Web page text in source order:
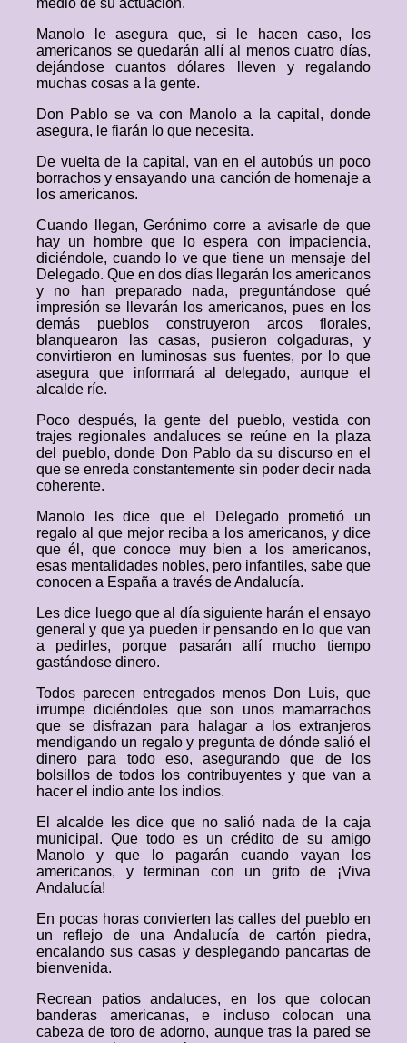
medio de su actuación.
Manolo le asegura que, si le hacen caso, los
americanos se quedarán allí al menos cuatro días,
dejándose cuantos dólares lleven y regalando
muchas cosas a la gente.
Don Pablo se va con Manolo a la capital, donde
asegura, le fiarán lo que necesita.
De vuelta de la capital, van en el autobús un poco
borrachos y ensayando una canción de homenaje a
los americanos.
Cuando llegan, Gerónimo corre a avisarle de que
hay un hombre que lo espera con impaciencia,
diciéndole, cuando lo ve que tiene un mensaje del
Delegado. Que en dos días llegarán los americanos
y no han preparado nada, preguntándose qué
impresión se llevarán los americanos, pues en los
demás pueblos construyeron arcos florales,
blanquearon las casas, pusieron colgaduras, y
convirtieron en luminosas sus fuentes, por lo que
asegura que informará al delegado, aunque el
alcalde ríe.
Poco después, la gente del pueblo, vestida con
trajes regionales andaluces se reúne en la plaza
del pueblo, donde Don Pablo da su discurso en el
que se enreda constantemente sin poder decir nada
coherente.
Manolo les dice que el Delegado prometió un
regalo al que mejor reciba a los americanos, y dice
que él, que conoce muy bien a los americanos,
esas mentalidades nobles, pero infantiles, sabe que
conocen a España a través de Andalucía.
Les dice luego que al día siguiente harán el ensayo
general y que ya pueden ir pensando en lo que van
a pedirles, porque pasarán allí mucho tiempo
gastándose dinero.
Todos parecen entregados menos Don Luis, que
irrumpe diciéndoles que son unos mamarrachos
que se disfrazan para halagar a los extranjeros
mendigando un regalo y pregunta de dónde salió el
dinero para todo eso, asegurando que de los
bolsillos de todos los contribuyentes y que van a
hacer el indio ante los indios.
El alcalde les dice que no salió nada de la caja
municipal. Que todo es un crédito de su amigo
Manolo y que lo pagarán cuando vayan los
americanos, y terminan con un grito de ¡Viva
Andalucía!
En pocas horas convierten las calles del pueblo en
un reflejo de una Andalucía de cartón piedra,
encalando sus casas y desplegando pancartas de
bienvenida.
Recrean patios andaluces, en los que colocan
banderas americanas, e incluso colocan una
cabeza de toro de adorno, aunque tras la pared se